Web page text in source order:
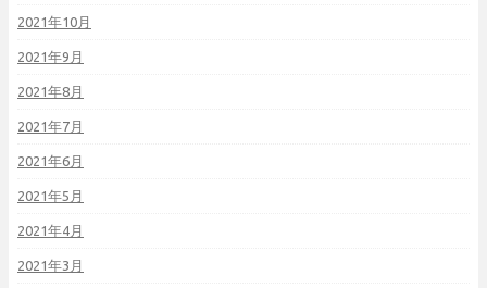
2021年10月
2021年9月
2021年8月
2021年7月
2021年6月
2021年5月
2021年4月
2021年3月